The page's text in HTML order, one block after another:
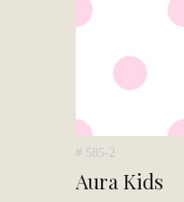
# 585-2
Aura Kids